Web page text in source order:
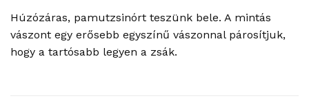
Húzózáras, pamutzsinórt teszünk bele. A mintás
vászont egy erősebb egyszínű vászonnal párosítjuk,
hogy a tartósabb legyen a zsák.